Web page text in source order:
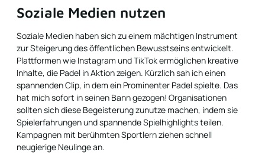
Soziale Medien nutzen
Soziale Medien haben sich zu einem mächtigen Instrument
zur Steigerung des öffentlichen Bewusstseins entwickelt.
Plattformen wie Instagram und TikTok ermöglichen kreative
Inhalte, die Padel in Aktion zeigen. Kürzlich sah ich einen
spannenden Clip, in dem ein Prominenter Padel spielte. Das
hat mich sofort in seinen Bann gezogen! Organisationen
sollten sich diese Begeisterung zunutze machen, indem sie
Spielerfahrungen und spannende Spielhighlights teilen.
Kampagnen mit berühmten Sportlern ziehen schnell
neugierige Neulinge an.